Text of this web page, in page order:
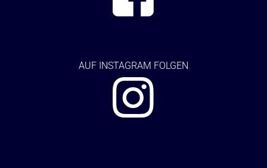
AUF INSTAGRAM FOLGEN